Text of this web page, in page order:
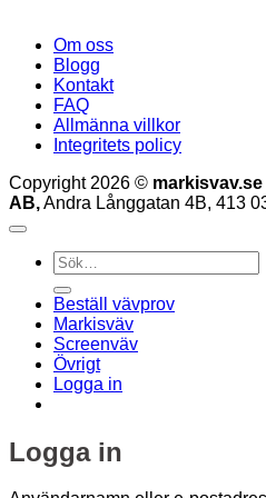
Om oss
Blogg
Kontakt
FAQ
Allmänna villkor
Integritets policy
Copyright 2026 ©
AB,Andra Långgatan 4B, 413
Sök
efter:
Beställ vävprov
Markisväv
Screenväv
Övrigt
Logga in
Logga in